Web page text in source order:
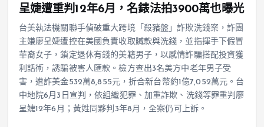
呈婕遭重判12年6月，名錶法拍3900萬也曝光
台美執法機關聯手偵破重大跨境「殺豬盤」詐欺洗錢案，詐團
主嫌廖呈婕遭控在美國負責收取贓款與洗錢，並指揮手下假冒
華裔女子，鎖定退休有錢的美籍男子，以感情詐騙搭配投資獲
利話術，誘騙被害人匯款。檢方查出3名美方中老年男子受
害，遭詐美金532萬8,855元，折合新台幣約1億7,052萬元。台
中地院6月3日宣判，依組織犯罪、加重詐欺、洗錢等罪重判廖
呈婕12年6月；黃姓同夥判3年8月，全案仍可上訴。